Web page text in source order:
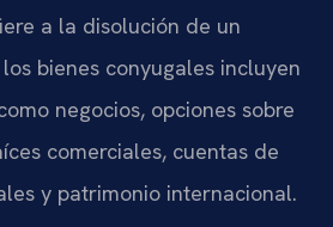
a la disolución de un
bienes conyugales incluyen
negocios, opciones sobre
comerciales, cuentas de
y patrimonio internacional.